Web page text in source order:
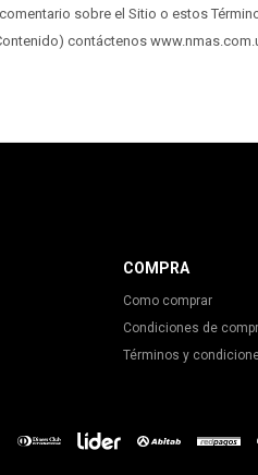
sobre el Sitio o estos
contáctenos
COMPRA
Como comprar
Condiciones de
Términos y